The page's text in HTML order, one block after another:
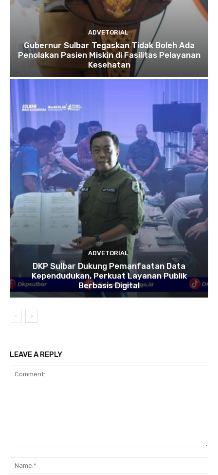
ADVETORIAL
Gubernur Sulbar Tegaskan Tidak Boleh Ada
Penolakan Pasien Miskin di Fasilitas Pelayanan
Kesehatan
ADVETORIAL
DKP Sulbar Dukung Pemanfaatan Data
Kependudukan, Perkuat Layanan Publik
Berbasis Digital
LEAVE A REPLY